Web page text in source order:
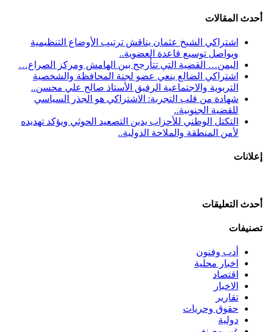
أحدث المقالات
اشتراكي الشيخ عثمان يناقش ترتيب الأوضاع التنظيمية
ويواصل توسيع قاعدة العضوية..
اليمن… القضية التي تتأرجح بين الهامش ومركز الصراع…
اشتراكي الضالع ينعي عضو لجنة المحافظة والشخصية
التربوية والاجتماعية الرفيق الأستاذ صالح علي محسن..
شهادة من قلب التجربة: الاشتراكي هو الجذر السياسي
للقضية الجنوبية..
التكتل الوطني للأحزاب يدين التصعيد الحوثي ويؤكد تهديده
لأمن المنطقة والملاحة الدولية..
إعلانات
أحدث التعليقات
تصنيفات
أدب وفنون
اخبار محلية
اقتصاد
الاخبار
تقارير
حقوق وحريات
دولية